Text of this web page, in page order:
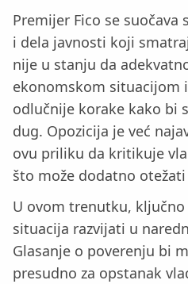
Premijer Fico se
i dela javnosti koji
nije u stanju da
ekonomskom situacijom
odlučnije korake kako bi
dug. Opozicija je već
ovu priliku da kritikuje
što može dodatno
U ovom trenutku, ključno
situacija razvijati u
Glasanje o poverenju bi
presudno za opstanak